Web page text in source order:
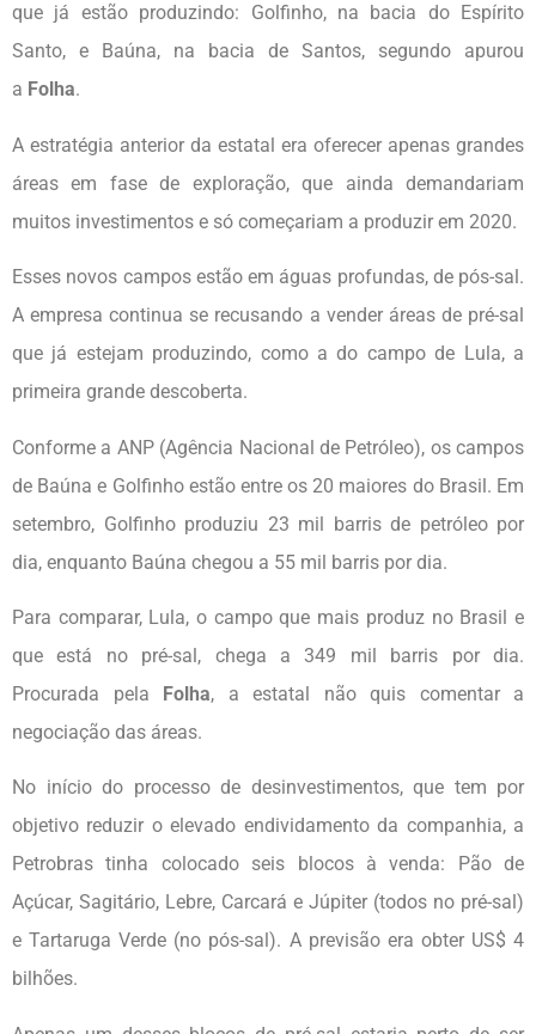
que já estão produzindo: Golfinho, na bacia do Espírito
Santo, e Baúna, na bacia de Santos, segundo apurou
a Folha.
A estratégia anterior da estatal era oferecer apenas grandes
áreas em fase de exploração, que ainda demandariam
muitos investimentos e só começariam a produzir em 2020.
Esses novos campos estão em águas profundas, de pós-sal.
A empresa continua se recusando a vender áreas de pré-sal
que já estejam produzindo, como a do campo de Lula, a
primeira grande descoberta.
Conforme a ANP (Agência Nacional de Petróleo), os campos
de Baúna e Golfinho estão entre os 20 maiores do Brasil. Em
setembro, Golfinho produziu 23 mil barris de petróleo por
dia, enquanto Baúna chegou a 55 mil barris por dia.
Para comparar, Lula, o campo que mais produz no Brasil e
que está no pré-sal, chega a 349 mil barris por dia.
Procurada pela Folha, a estatal não quis comentar a
negociação das áreas.
No início do processo de desinvestimentos, que tem por
objetivo reduzir o elevado endividamento da companhia, a
Petrobras tinha colocado seis blocos à venda: Pão de
Açúcar, Sagitário, Lebre, Carcará e Júpiter (todos no pré-sal)
e Tartaruga Verde (no pós-sal). A previsão era obter US$ 4
bilhões.